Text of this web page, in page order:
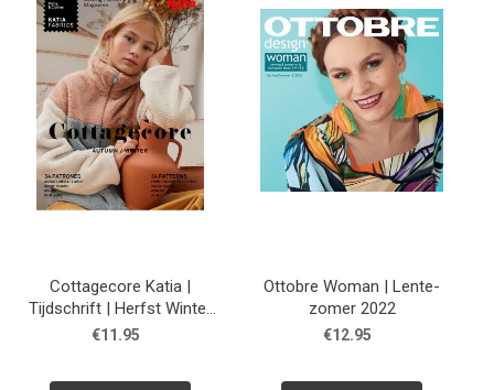
Cottagecore Katia |
Tijdschrift | Herfst Winter
2022
€11.95
Ottobre Woman | Lente-
zomer 2022
€12.95